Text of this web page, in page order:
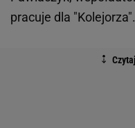
pracuje dla "Kolejorza".